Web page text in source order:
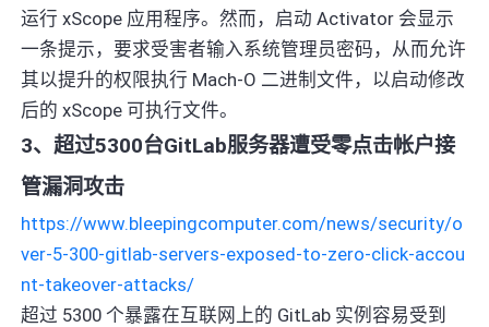
运行 xScope 应用程序。然而，启动 Activator 会显示
一条提示，要求受害者输入系统管理员密码，从而允许
其以提升的权限执行 Mach-O 二进制文件，以启动修改
后的 xScope 可执行文件。
3、超过5300台GitLab服务器遭受零点击帐户接
管漏洞攻击
https://www.bleepingcomputer.com/news/security/o
ver-5-300-gitlab-servers-exposed-to-zero-click-accou
nt-takeover-attacks/
超过 5300 个暴露在互联网上的 GitLab 实例容易受到